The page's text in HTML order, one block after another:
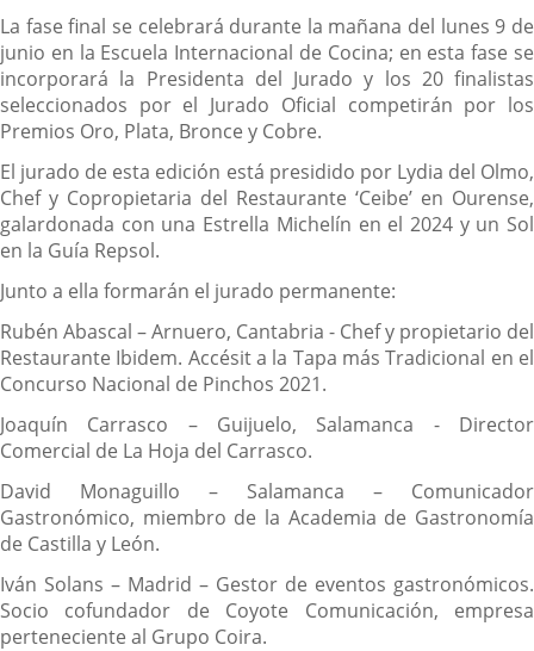
La fase final se celebrará durante la mañana del lunes 9 de
junio en la Escuela Internacional de Cocina; en esta fase se
incorporará la Presidenta del Jurado y los 20 finalistas
seleccionados por el Jurado Oficial competirán por los
Premios Oro, Plata, Bronce y Cobre.
El jurado de esta edición está presidido por Lydia del Olmo,
Chef y Copropietaria del Restaurante ‘Ceibe’ en Ourense,
galardonada con una Estrella Michelín en el 2024 y un Sol
en la Guía Repsol.
Junto a ella formarán el jurado permanente:
Rubén Abascal – Arnuero, Cantabria - Chef y propietario del
Restaurante Ibidem. Accésit a la Tapa más Tradicional en el
Concurso Nacional de Pinchos 2021.
Joaquín Carrasco – Guijuelo, Salamanca - Director
Comercial de La Hoja del Carrasco.
David Monaguillo – Salamanca – Comunicador
Gastronómico, miembro de la Academia de Gastronomía
de Castilla y León.
Iván Solans – Madrid – Gestor de eventos gastronómicos.
Socio cofundador de Coyote Comunicación, empresa
perteneciente al Grupo Coira.